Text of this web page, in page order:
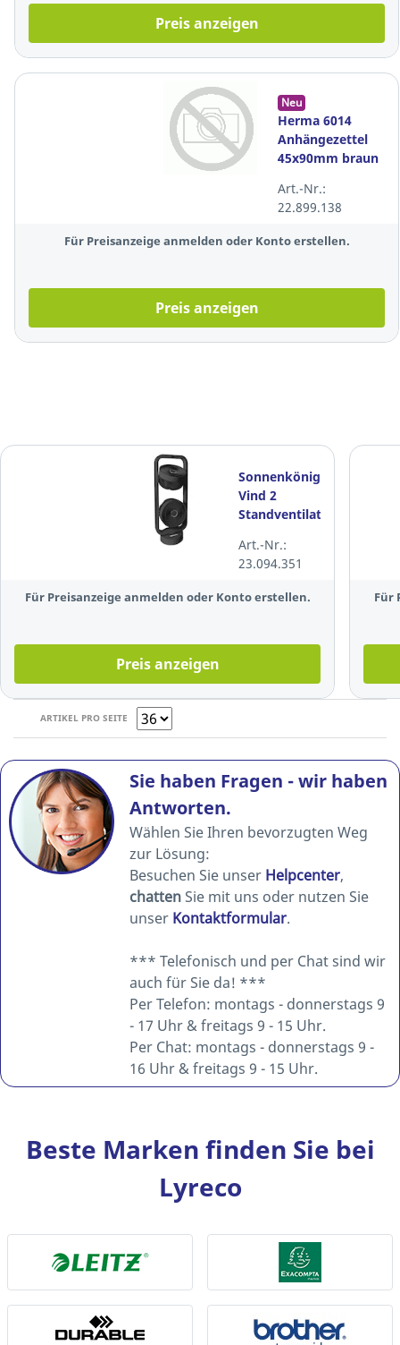
Preis anzeigen
Neu
Herma 6014
Anhängezettel
45x90mm braun
Verstärkungsöse,
1000 Stück
Art.-Nr.:
22.899.138
Für Preisanzeige anmelden oder Konto erstellen.
Preis anzeigen
Sonnenkönig
Vind 2
Standventilator
Fernbedienung,
schwarz
Art.-Nr.:
23.094.351
Für Preisanzeige anmelden oder Konto erstellen.
Preis anzeigen
Für
ARTIKEL PRO SEITE
Sie haben Fragen - wir haben
Antworten.
Wählen Sie Ihren bevorzugten Weg
zur Lösung:
Besuchen Sie unser Helpcenter,
chattenSie mit uns oder nutzen Sie
unser Kontaktformular.
*** Telefonisch und per Chat sind wir
auch für Sie da! ***
Per Telefon: montags - donnerstags 9
- 17 Uhr & freitags 9 - 15 Uhr.
Per Chat: montags - donnerstags 9 -
16 Uhr & freitags 9 - 15 Uhr.
Beste Marken finden Sie bei
Lyreco